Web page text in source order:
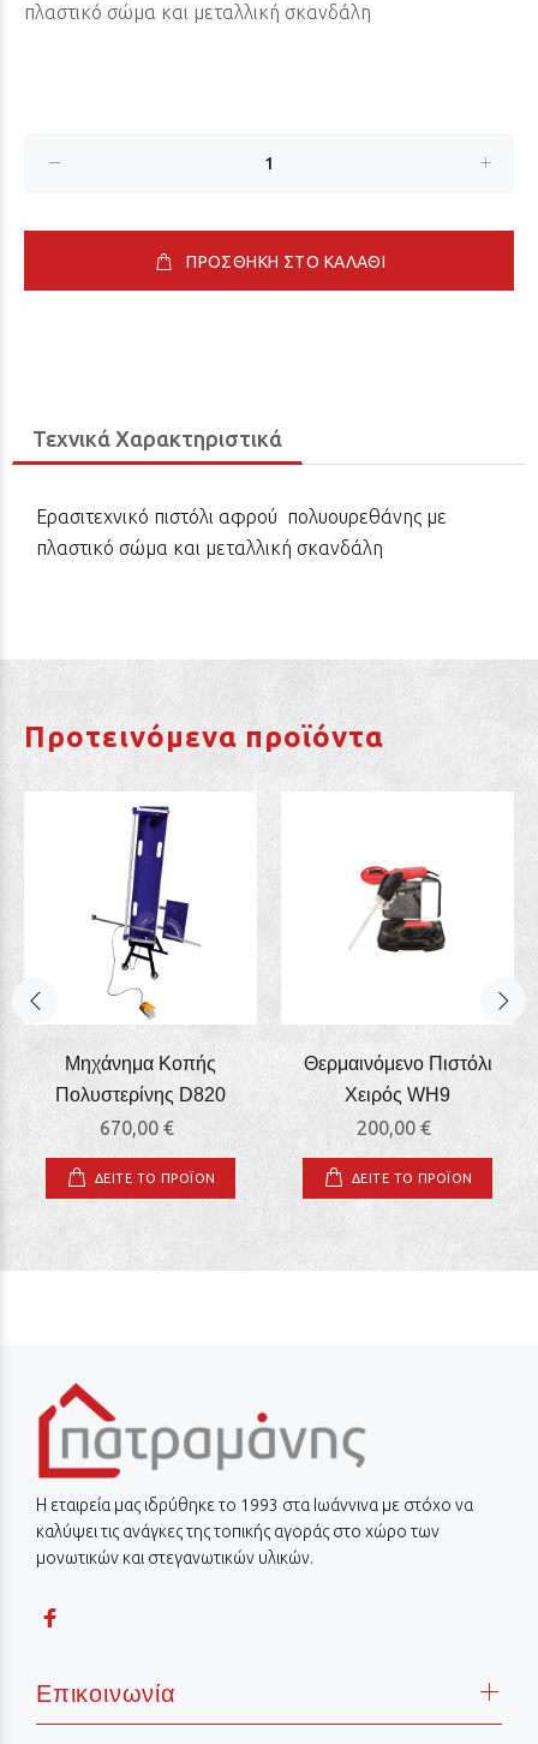
πλαστικό σώμα και μεταλλική σκανδάλη
ΠΡΟΣΘΗΚΗ ΣΤΟ ΚΑΛΑΘΙ
Τεχνικά Χαρακτηριστικά
Ερασιτεχνικό πιστόλι αφρού πολυουρεθάνης με
πλαστικό σώμα και μεταλλική σκανδάλη
Προτεινόμενα προϊόντα
Μηχάνημα Κοπής
Πολυστερίνης D820
670,00 €
ΔΕΙΤΕ ΤΟ ΠΡΟΪΟΝ
Θερμαινόμενο Πιστόλι
Χειρός WΗ9
200,00 €
ΔΕΙΤΕ ΤΟ ΠΡΟΪΟΝ
Η εταιρεία μας ιδρύθηκε το 1993 στα Ιωάννινα με στόχο να
καλύψει τις ανάγκες της τοπικής αγοράς στο χώρο των
μονωτικών και στεγανωτικών υλικών.
Επικοινωνία